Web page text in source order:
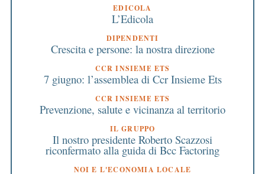
EDICOLA
L’Edicola
DIPENDENTI
Crescita e persone: la nostra direzione
CCR INSIEME ETS
7 giugno: l’assemblea di Ccr Insieme Ets
CCR INSIEME ETS
Prevenzione, salute e vicinanza al territorio
IL GRUPPO
Il nostro presidente Roberto Scazzosi
riconfermato alla guida di Bcc Factoring
NOI E L'ECONOMIA LOCALE